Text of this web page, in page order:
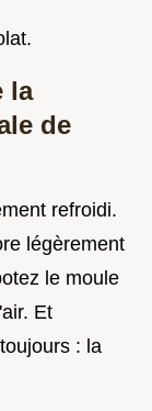
la
de
refroidi.
légèrement
le moule
Et
: la